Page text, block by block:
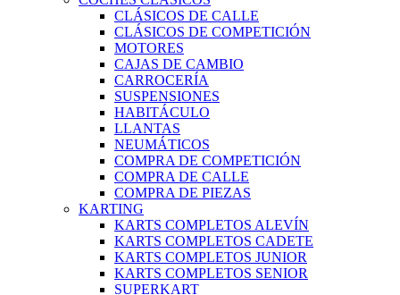
CLÁSICOS DE CALLE
CLÁSICOS DE COMPETICIÓN
MOTORES
CAJAS DE CAMBIO
CARROCERÍA
SUSPENSIONES
HABITÁCULO
LLANTAS
NEUMÁTICOS
COMPRA DE COMPETICIÓN
COMPRA DE CALLE
COMPRA DE PIEZAS
KARTING
KARTS COMPLETOS ALEVÍN
KARTS COMPLETOS CADETE
KARTS COMPLETOS JUNIOR
KARTS COMPLETOS SENIOR
SUPERKART